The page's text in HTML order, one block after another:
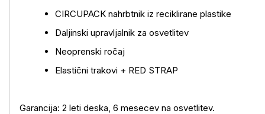
CIRCUPACK nahrbtnik iz reciklirane plastike
Daljinski upravljalnik za osvetlitev
Neoprenski ročaj
Elastični trakovi + RED STRAP
Garancija: 2 leti deska, 6 mesecev na osvetlitev.